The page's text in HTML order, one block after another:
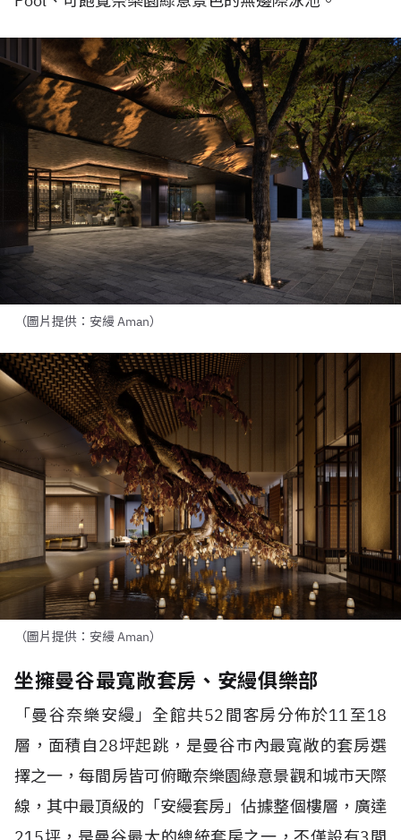
（圖片提供：安縵 Aman）
（圖片提供：安縵 Aman）
坐擁曼谷最寬敞套房、安縵俱樂部
「曼谷奈樂安縵」全館共52 間客房分佈於11 至18
層，面積自28坪起跳，是曼谷市內最寬敞的套房選
擇之一，每間房皆可俯瞰奈樂園綠意景觀和城市天際
線，其中最頂級的「安縵套房」佔據整個樓層，廣達